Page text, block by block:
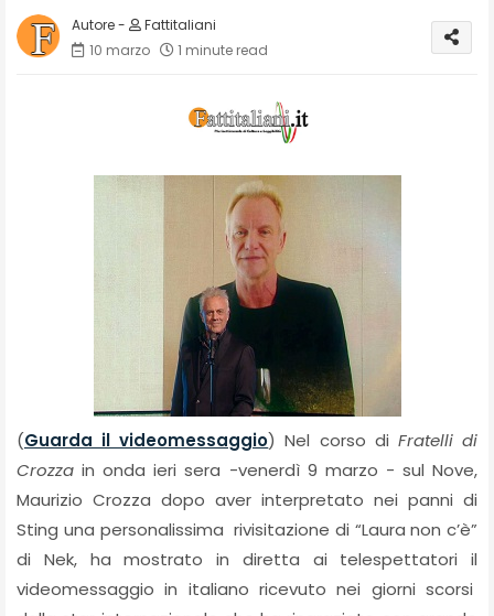
Fattitaliani
10 marzo
1 minute read
(Guarda il videomessaggio) Nel corso di Fratelli di
Crozza in onda ieri sera -venerdì 9 marzo - sul Nove,
Maurizio Crozza dopo aver interpretato nei panni di
Sting una personalissima rivisitazione di “Laura non c’è”
di Nek, ha mostrato in diretta ai telespettatori il
videomessaggio in italiano ricevuto nei giorni scorsi